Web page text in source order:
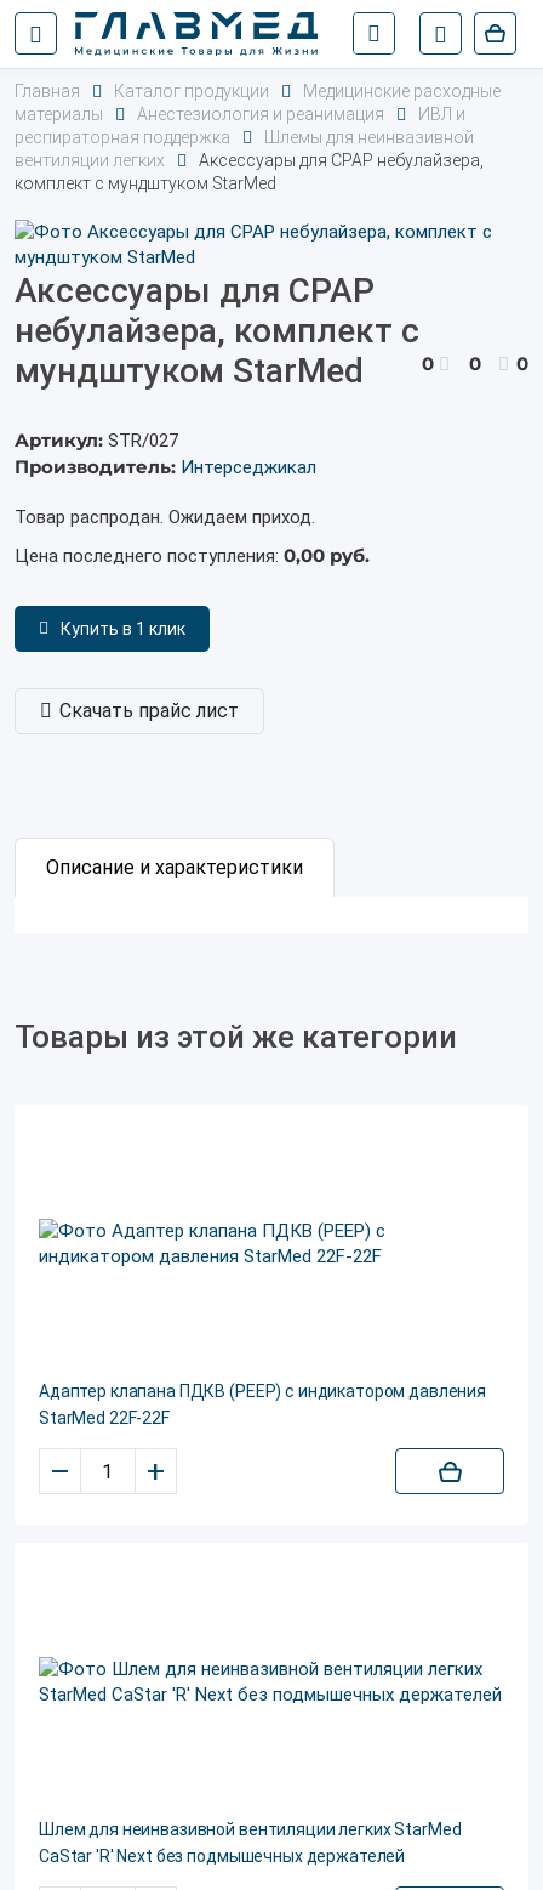
Главная Каталог продукции
Медицинские расходные
материалы
Анестезиология и реанимация
ИВЛ и
респираторная поддержка
Шлемы для неинвазивной
вентиляции легких
Аксессуары для СРАP небулайзера,
комплект с мундштуком StarMed
Аксессуары для СРАP
небулайзера, комплект с
мундштуком StarMed
0 0 0
Артикул: STR/027
Производитель: Интерседжикал
Товар распродан. Ожидаем приход.
Цена последнего поступления: 0,00 руб.
Купить в 1 клик
Скачать прайс лист
Описание и характеристики
Товары из этой же категории
Aдаптер клапана ПДКВ (РЕЕР) с индикатором давления
StarMed 22F-22F
– +
Шлем для неинвазивной вентиляции легких StarMed
CaStar 'R' Next без подмышечных держателей